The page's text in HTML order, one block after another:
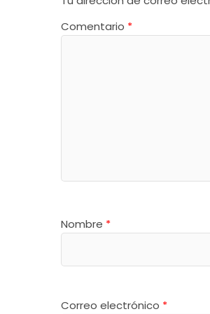
Comentario *
Nombre *
Correo electrónico *